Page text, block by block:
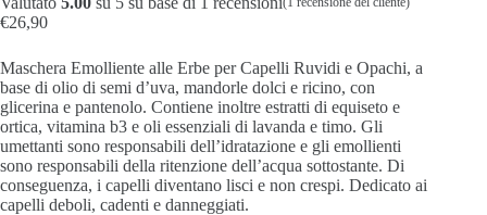
€26,90
Maschera Emolliente alle Erbe per Capelli Ruvidi e Opachi, a
base di olio di semi d’uva, mandorle dolci e ricino, con
glicerina e pantenolo. Contiene inoltre estratti di equiseto e
ortica, vitamina b3 e oli essenziali di lavanda e timo. Gli
umettanti sono responsabili dell’idratazione e gli emollienti
sono responsabili della ritenzione dell’acqua sottostante. Di
conseguenza, i capelli diventano lisci e non crespi. Dedicato ai
capelli deboli, cadenti e danneggiati.